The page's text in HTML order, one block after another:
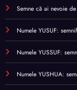
Semne că ai nevoie
Numele YUSUF:
Numele YUSSUF:
Numele YUSHUA: